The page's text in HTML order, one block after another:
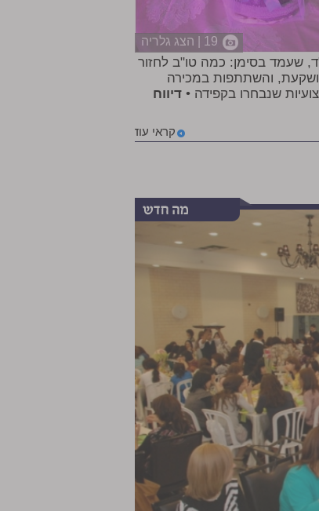
19 | הצג גלריה
שעמד בסימן: כמה טו"ב לחזור
והשתתפות במכירה
שנבחרו בקפידה • דיווח
קראי עוד